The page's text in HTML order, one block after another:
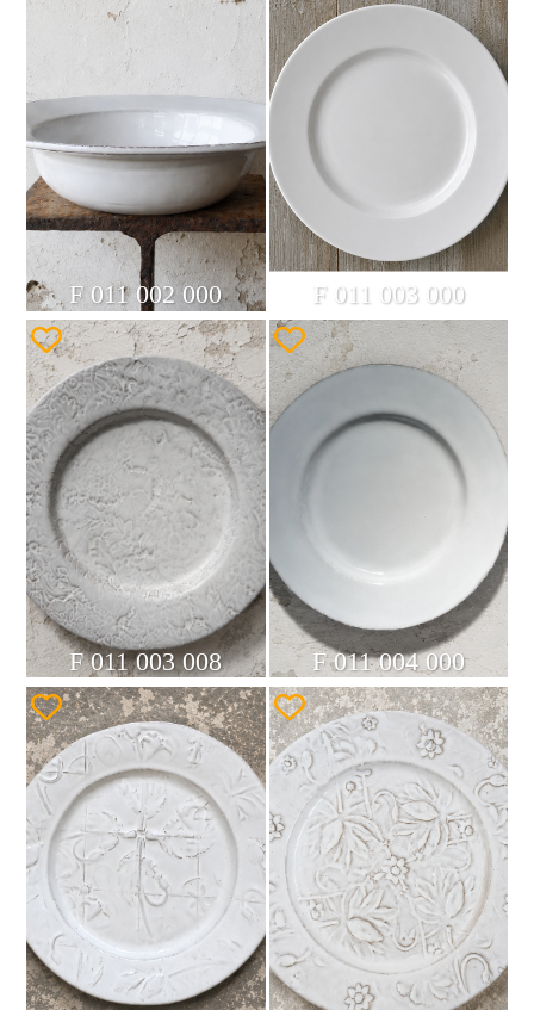
F 011 002 000 F 011 003 000
F 011 003 008 F 011 004 000